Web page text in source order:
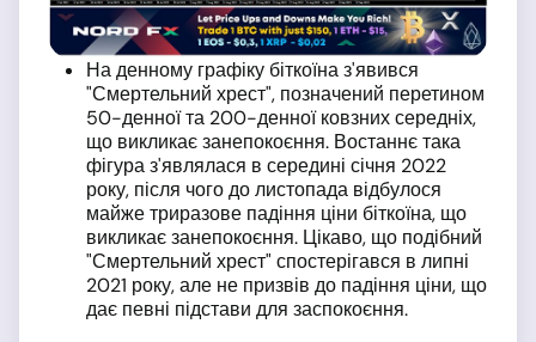
На денному графіку біткоїна з'явився
"Смертельний хрест", позначений перетином
50-денної та 200-денної ковзних середніх,
що викликає занепокоєння. Востаннє така
фігура з'являлася в середині січня 2022
року, після чого до листопада відбулося
майже триразове падіння ціни біткоїна, що
викликає занепокоєння. Цікаво, що подібний
"Смертельний хрест" спостерігався в липні
2021 року, але не призвів до падіння ціни, що
дає певні підстави для заспокоєння.